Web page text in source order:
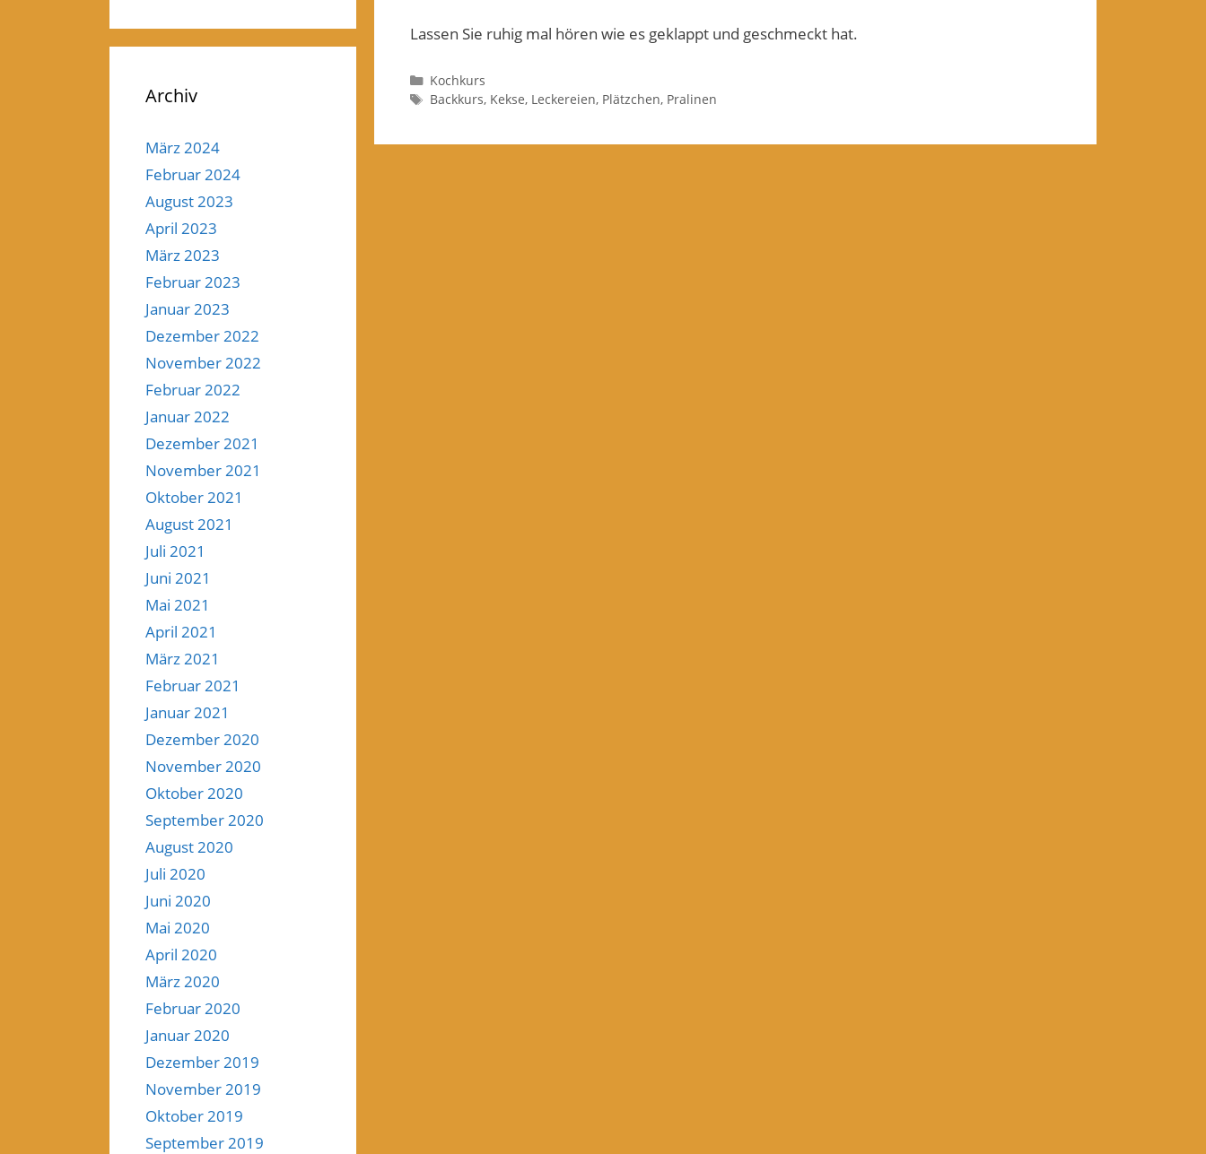
Lassen Sie ruhig mal hören wie es geklappt und geschmeckt hat.
Kategorien
Kochkurs
Schlagwörter
Backkurs, Kekse, Leckereien, Plätzchen, Pralinen
Archiv
März 2024
Februar 2024
August 2023
April 2023
März 2023
Februar 2023
Januar 2023
Dezember 2022
November 2022
Februar 2022
Januar 2022
Dezember 2021
November 2021
Oktober 2021
August 2021
Juli 2021
Juni 2021
Mai 2021
April 2021
März 2021
Februar 2021
Januar 2021
Dezember 2020
November 2020
Oktober 2020
September 2020
August 2020
Juli 2020
Juni 2020
Mai 2020
April 2020
März 2020
Februar 2020
Januar 2020
Dezember 2019
November 2019
Oktober 2019
September 2019